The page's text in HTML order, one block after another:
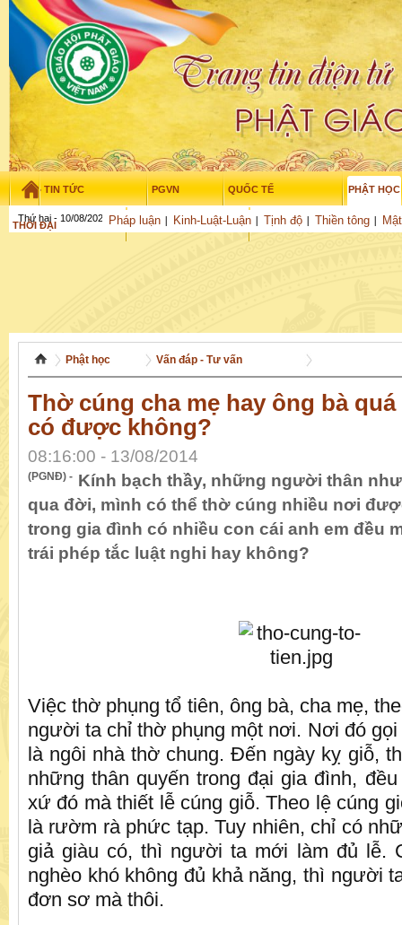
TIN TỨC PGVN QUỐC TẾ PHẬT HỌC
Pháp luận Kinh-Luật-Luận Tịnh độ Thiền tông
THỜI ĐẠI TUỔI TRẺ NGHIÊN CỨU
Thứ hai - 10/08/2026 – 02 :07 30
Phật học Vấn đáp - Tư vấn
Thờ cúng cha mẹ hay ông bà
có được không?
08:16:00 - 13/08/2014
(PGNĐ) - Kính bạch thầy, những người thân
qua đời, mình có thể thờ cúng nhiều nơi
trong gia đình có nhiều con cái anh em đều
trái phép tắc luật nghi hay không?
Việc thờ phụng tổ tiên, ông bà, cha mẹ,
người ta chỉ thờ phụng một nơi. Nơi đó
là ngôi nhà thờ chung. Ðến ngày kỵ giỗ,
những thân quyến trong đại gia đình,
xứ đó mà thiết lễ cúng giỗ. Theo lệ cúng
là rườm rà phức tạp. Tuy nhiên, chỉ có
giả giàu có, thì người ta mới làm đủ lễ.
nghèo khó không đủ khả năng, thì người
đơn sơ mà thôi.